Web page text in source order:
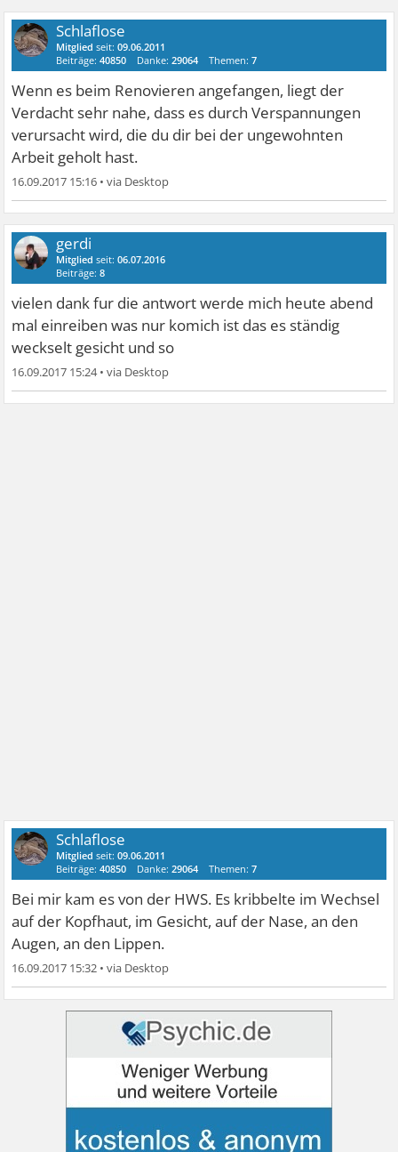
Schlaflose
Mitglied seit:09.06.2011
Beiträge:40850 Danke:29064 Themen:7
Wenn es beim Renovieren angefangen, liegt der
Verdacht sehr nahe, dass es durch Verspannungen
verursacht wird, die du dir bei der ungewohnten
Arbeit geholt hast.
16.09.2017 15:16 •
gerdi
Mitglied seit:06.07.2016
Beiträge:8
vielen dank fur die antwort werde mich heute abend
mal einreiben was nur komich ist das es ständig
weckselt gesicht und so
16.09.2017 15:24•
Schlaflose
Mitglied seit:09.06.2011
Beiträge:40850 Danke:29064 Themen:7
Bei mir kam es von der HWS. Es kribbelte im Wechsel
auf der Kopfhaut, im Gesicht, auf der Nase, an den
Augen, an den Lippen.
16.09.2017 15:32 •